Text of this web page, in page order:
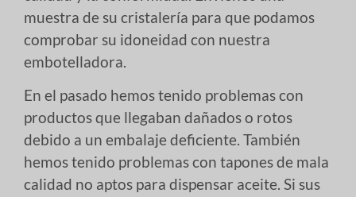
muestra de su cristalería para que podamos
comprobar su idoneidad con nuestra
embotelladora.
En el pasado hemos tenido problemas con
productos que llegaban dañados o rotos
debido a un embalaje deficiente. También
hemos tenido problemas con tapones de mala
calidad no aptos para dispensar aceite. Si sus